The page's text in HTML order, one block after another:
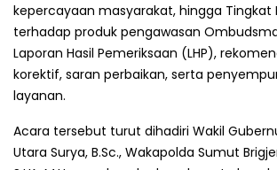
kepercayaan masyarakat, hingga Tingkat
terhadap produk pengawasan
Laporan Hasil Pemeriksaan (LHP),
korektif, saran perbaikan, serta
layanan.
Acara tersebut turut dihadiri Wakil
Utara Surya, B.Sc., Wakapolda Sumut